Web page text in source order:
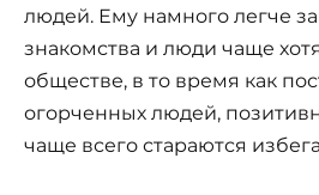
людей. Ему намного легче
знакомства и люди чаще
обществе, в то время как
огорченных людей,
чаще всего стараются